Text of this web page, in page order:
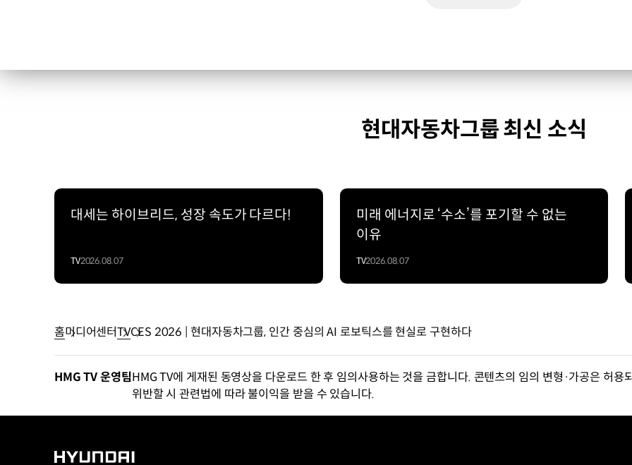
현대자동차그룹 최신 소식
대세는 하이브리드, 성장 속도가 다르다!
TV2026.08.07
미래 에너지로 ‘수소’를 포기할 수 없는
이유
TV2026.08.07
홈미디어센터TVCES 2026 | 현대자동차그룹, 인간 중심의 AI 로보틱스를 현실로 구현하다
HMG TV 운영팀HMG TV에 게재된 동영상을 다운로드 한 후 임의사용하는 것을 금합니다. 콘텐츠의 임의 변형·가공은 허
위반할 시 관련법에 따라 불이익을 받을 수 있습니다.